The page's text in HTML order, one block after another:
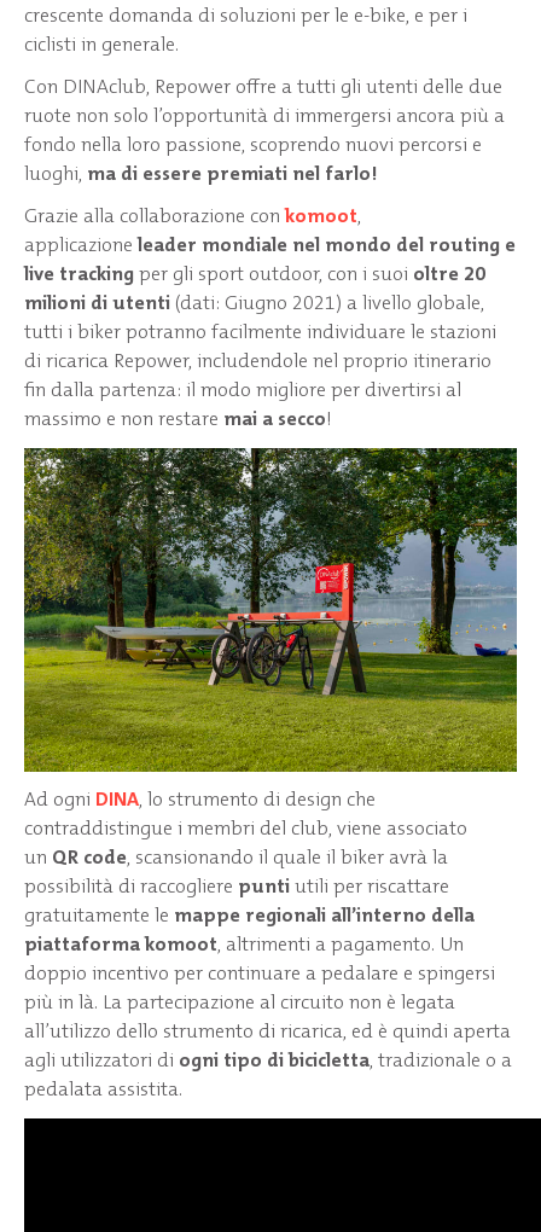
crescente domanda di soluzioni per le e-bike, e per i
ciclisti in generale.
Con DINAclub, Repower offre a tutti gli utenti delle due
ruote non solo l’opportunità di immergersi ancora più a
fondo nella loro passione, scoprendo nuovi percorsi e
luoghi, ma di essere premiati nel farlo!
Grazie alla collaborazione conkomoot,
applicazioneleader mondiale nel mondo del routing e
live trackingper gli sport outdoor, con i suoi oltre 20
milioni di utenti (dati: Giugno 2021) a livello globale,
tutti i biker potranno facilmente individuare le stazioni
di ricarica Repower, includendole nel proprio itinerario
fin dalla partenza: il modo migliore per divertirsi al
massimo e non restare mai a secco!
Ad ogni DINA, lo strumento di design che
contraddistingue i membri del club, viene associato
un QR code, scansionando il quale il biker avrà la
possibilità di raccogliere puntiutili per riscattare
gratuitamente le mappe regionali all’interno della
piattaforma komoot, altrimenti a pagamento. Un
doppio incentivo per continuare a pedalare e spingersi
più in là. La partecipazione al circuito non è legata
all’utilizzo dello strumento di ricarica, ed è quindi aperta
agli utilizzatori di ogni tipo di bicicletta, tradizionale o a
pedalata assistita.